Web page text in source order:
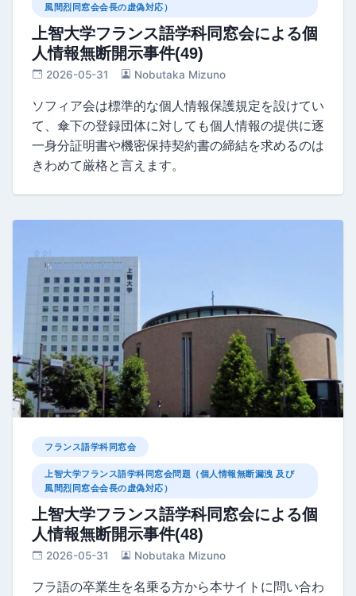
風間烈同窓会会長の虚偽対応）
上智大学フランス語学科同窓会による個
人情報無断開示事件(49)
2026-05-31 Nobutaka Mizuno
ソフィア会は標準的な個人情報保護規定を設けてい
て、傘下の登録団体に対しても個人情報の提供に逐
一身分証明書や機密保持契約書の締結を求めるのは
きわめて厳格と言えます。
フランス語学科同窓会
上智大学フランス語学科同窓会問題（個人情報無断漏洩 及び
風間烈同窓会会長の虚偽対応）
上智大学フランス語学科同窓会による個
人情報無断開示事件(48)
2026-05-31 Nobutaka Mizuno
フラ語の卒業生を名乗る方から本サイトに問い合わ